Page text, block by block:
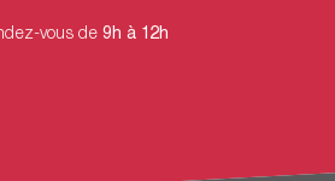
vous de9h à 12h